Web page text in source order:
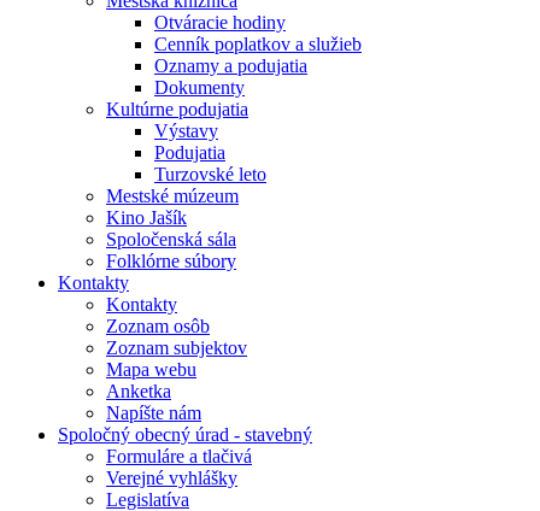
Otváracie hodiny
Cenník poplatkov a služieb
Oznamy a podujatia
Dokumenty
Kultúrne podujatia
Výstavy
Podujatia
Turzovské leto
Mestské múzeum
Kino Jašík
Spoločenská sála
Folklórne súbory
Kontakty
Kontakty
Zoznam osôb
Zoznam subjektov
Mapa webu
Anketka
Napíšte nám
Spoločný obecný úrad - stavebný
Formuláre a tlačivá
Verejné vyhlášky
Legislatíva